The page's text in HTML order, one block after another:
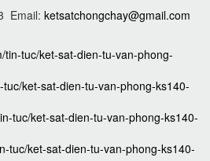
Email: ketsatchongchay@gmail.com
tin-tuc/ket-sat-dien-tu-van-phong-
ket-sat-dien-tu-van-phong-ks140-
tuc/ket-sat-dien-tu-van-phong-ks140-
tuc/ket-sat-dien-tu-van-phong-ks140-